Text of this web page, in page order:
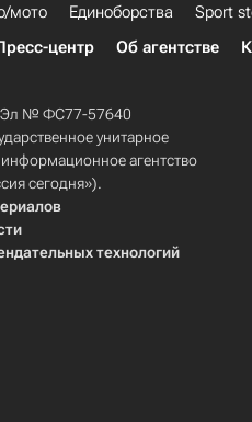
мото Единоборства Sport
центр Об агентстве
Эл № ФС77-57640
унитарное
агентство
сегодня»).
технологий